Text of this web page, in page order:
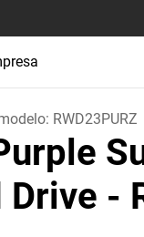
RWD23PURZ
Drive -